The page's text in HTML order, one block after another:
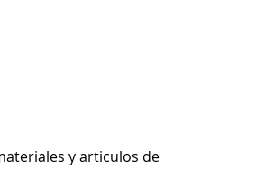
y articulos de